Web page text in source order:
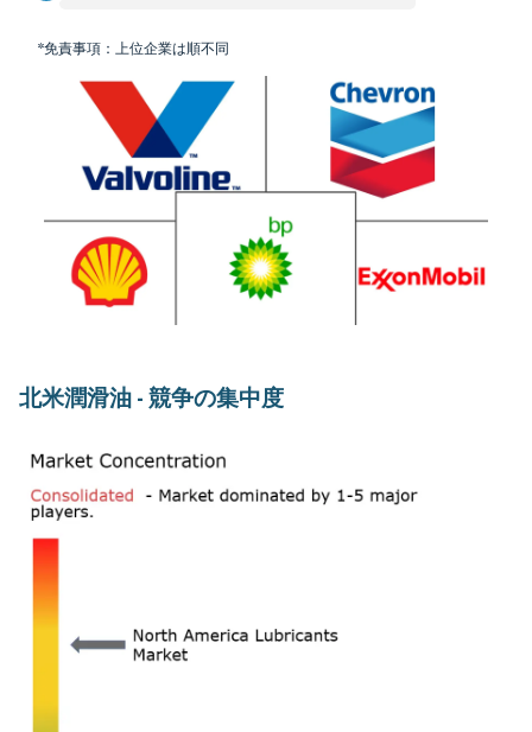
*免責事項：上位企業は順不同
北米潤滑油 - 競争の集中度